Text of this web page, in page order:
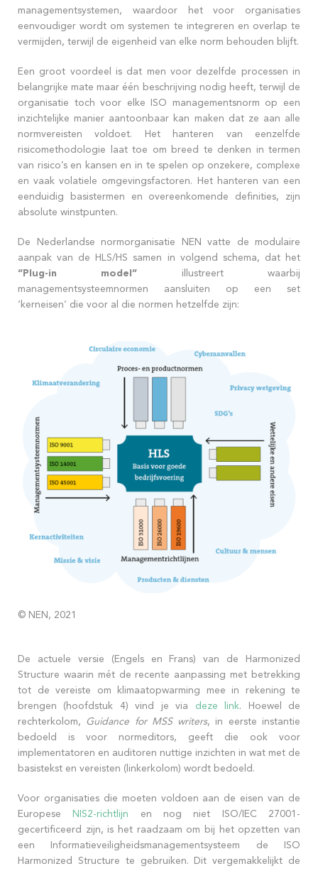
managementsystemen, waardoor het voor organisaties
eenvoudiger wordt om systemen te integreren en overlap te
vermijden, terwijl de eigenheid van elke norm behouden blijft.
Een groot voordeel is dat men voor dezelfde processen in
belangrijke mate maar één beschrijving nodig heeft, terwijl de
organisatie toch voor elke ISO managementsnorm op een
inzichtelijke manier aantoonbaar kan maken dat ze aan alle
normvereisten voldoet. Het hanteren van eenzelfde
risicomethodologie laat toe om breed te denken in termen
van risico’s en kansen en in te spelen op onzekere, complexe
en vaak volatiele omgevingsfactoren. Het hanteren van een
eenduidig basistermen en overeenkomende definities, zijn
absolute winstpunten.
De Nederlandse normorganisatie NEN vatte de modulaire
aanpak van de HLS/HS samen in volgend schema, dat het
“Plug-in model” illustreert waarbij
managementsysteemnormen aansluiten op een set
‘kerneisen’ die voor al die normen hetzelfde zijn:
© NEN, 2021
De actuele versie (Engels en Frans) van de Harmonized
Structure waarin mét de recente aanpassing met betrekking
tot de vereiste om klimaatopwarming mee in rekening te
brengen (hoofdstuk 4) vind je via deze link. Hoewel de
rechterkolom, Guidance for MSS writers, in eerste instantie
bedoeld is voor normeditors, geeft die ook voor
implementatoren en auditoren nuttige inzichten in wat met de
basistekst en vereisten (linkerkolom) wordt bedoeld.
Voor organisaties die moeten voldoen aan de eisen van de
Europese
NIS2-richtlijn en nog niet ISO/IEC 27001-
gecertificeerd zijn, is het raadzaam om bij het opzetten van
een Informatieveiligheidsmanagementsysteem de ISO
Harmonized Structure te gebruiken. Dit vergemakkelijkt de